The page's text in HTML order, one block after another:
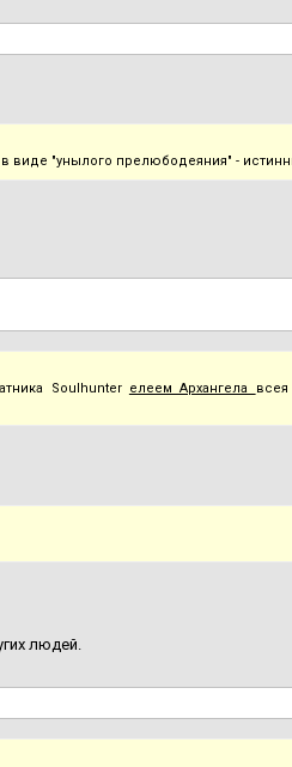
виде "унылого прелюбодеяния" -
Soulhunter елеем Архангела
людей.